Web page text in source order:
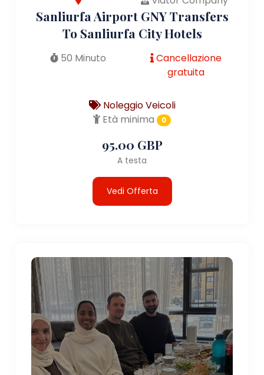
Sanliurfa Airport GNY Transfers
To Sanliurfa City Hotels
50 Minuto
Cancellazione
gratuita
Noleggio Veicoli
Età minima
0
95.00 GBP
A testa
Vedi Offerta